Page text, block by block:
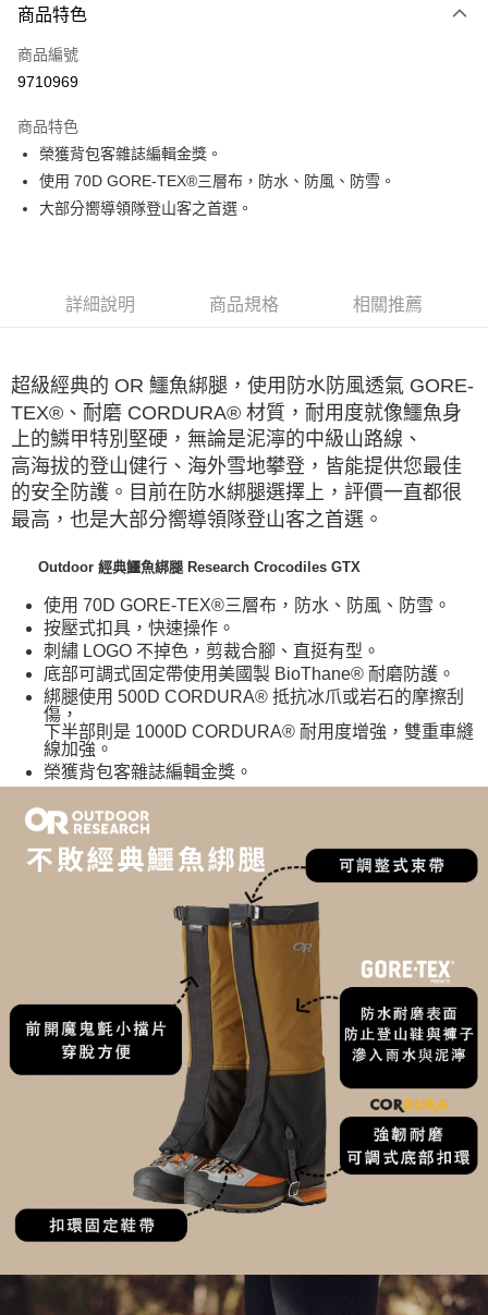
3 期 0 利率 每期
合作金庫商業銀行
上海商業儲蓄銀行
臺灣中小企業銀行
匯豐（台灣）商業銀行
聯邦商業銀行
遠東國際商業銀行
元大商業銀行
超商取貨付款
LINE Pay
Apple Pay
ATM付款
7-11取貨付款
每筆NT$60，滿NT$490(含以上)免運費
付款後7-11取貨
每筆NT$60，滿NT$490(含以上)免運費
每筆NT$80，滿NT$490(含以上)免運費
離島宅配
每筆NT$80，滿NT$490(含以上)免運費
付款後門市自取
免運費
商品特色
商品編號
9710969
商品特色
榮獲背包客雜誌編輯金獎。
使用 70D GORE-TEX®三層布，防水、防風、防雪。
大部分嚮導領隊登山客之首選。
詳細說明 商品規格 相關推薦
超級經典的 OR 鱷魚綁腿，使用防水防風透氣 GORE-
TEX®、耐磨 CORDURA® 材質，耐用度就像鱷魚身
上的鱗甲特別堅硬，無論是泥濘的中級山路線、
高海拔的登山健行、海外雪地攀登，皆能提供您最佳
的安全防護。 目前在防水綁腿選擇上，評價一直都很
最高，也是大部分嚮導領隊登山客之首選。
Outdoor 經典鱷魚綁腿 Research Crocodiles GTX
使用 70D GORE-TEX®三層布，防水、防風、防雪。
按壓式扣具，快速操作。
刺繡 LOGO 不掉色，剪裁合腳、直挺有型。
底部可調式固定帶使用美國製 BioThane® 耐磨防護。
綁腿使用 500D CORDURA® 抵抗冰爪或岩石的摩擦刮
傷，
下半部則是 1000D CORDURA® 耐用度增強，雙重車縫
線加強。
榮獲背包客雜誌編輯金獎。